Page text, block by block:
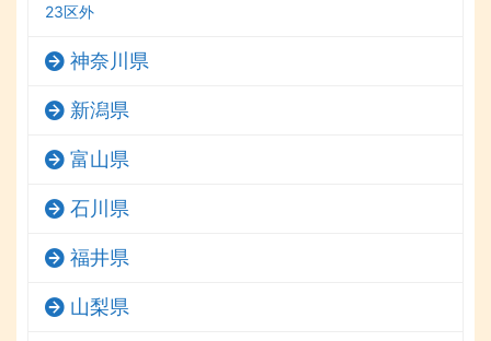
23区外
神奈川県
新潟県
富山県
石川県
福井県
山梨県